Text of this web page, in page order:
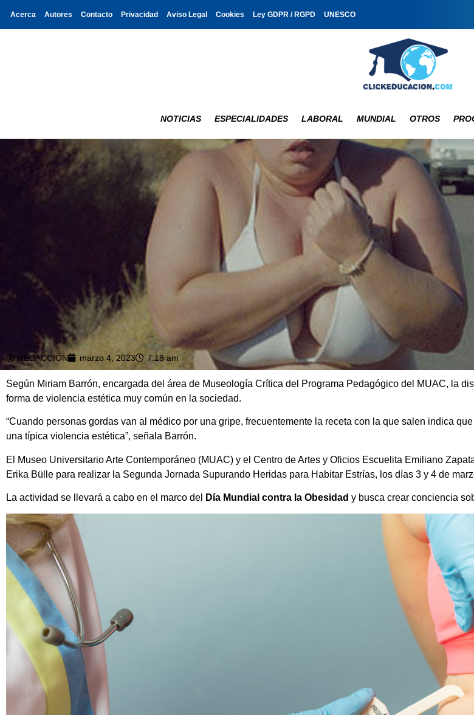
Acerca Autores Contacto Privacidad Aviso Legal Cookies Ley GDPR / RGPD UNESCO
NOTICIAS ESPECIALIDADES LABORAL MUNDIAL OTROS
REDACCIÓN marzo 4, 2023 7:18 am
Según Miriam Barrón, encargada del área de Museología Crítica del Programa Pedagógico del MUAC, la
forma de violencia estética muy común en la sociedad.
“Cuando personas gordas van al médico por una gripe, frecuentemente la receta con la que salen indica
una típica violencia estética”, señala Barrón.
El Museo Universitario Arte Contemporáneo (MUAC) y el Centro de Artes y Oficios Escuelita Emiliano
Erika Bülle para realizar la Segunda Jornada Supurando Heridas para Habitar Estrías, los días 3 y 4 de
La actividad se llevará a cabo en el marco del Día Mundial contra la Obesidad y busca crear conciencia